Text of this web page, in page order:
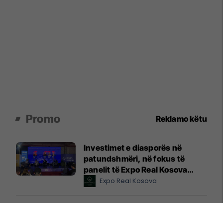
Promo Reklamo këtu
Investimet e diasporës në
patundshmëri, në fokus të
panelit të Expo Real Kosova
2026Expo Real Kosova